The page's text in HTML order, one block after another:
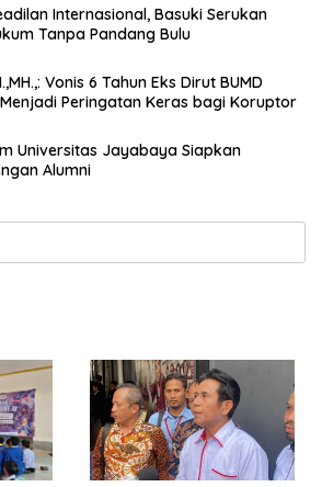
Internasional, Basuki Serukan
Tanpa Pandang Bulu
Vonis 6 Tahun Eks Dirut BUMD
Peringatan Keras bagi Koruptor
Universitas Jayabaya Siapkan
Alumni